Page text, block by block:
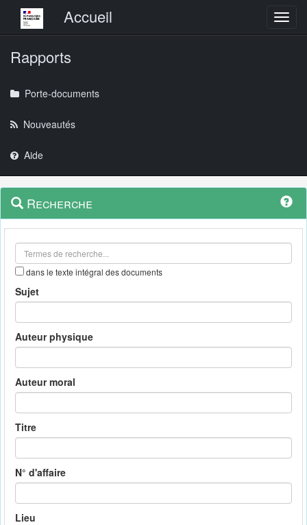
Menu principalAccueil
Rapports
Porte-documents
Nouveautés
Aide
Navigation
outils
Menu
contextuel
Recherche
dans le texte intégral des documents
Sujet
Auteur physique
Auteur moral
Titre
N° d'affaire
Lieu